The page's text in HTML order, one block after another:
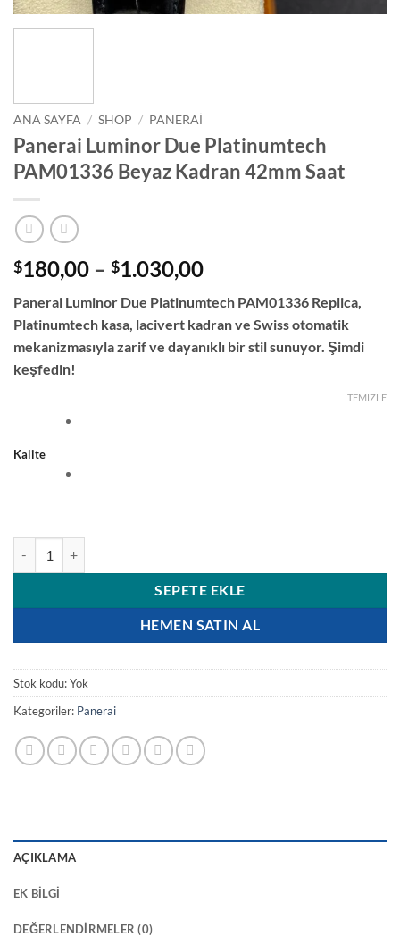
ANA SAYFA / SHOP / PANERAI
Panerai Luminor Due Platinumtech
PAM01336 Beyaz Kadran 42mm Saat
$180,00 – $1.030,00Fiyat
$180,00
-
$1.030,00
Panerai Luminor Due Platinumtech PAM01336 Replica,
Platinumtech kasa, lacivert kadran ve Swiss otomatik
mekanizmasıyla zarif ve dayanıklı bir stil sunuyor. Şimdi
keşfedin!
Kalite
TEMIZLE
SEPETE EKLE
HEMEN SATIN AL
Stok kodu:Yok
Kategoriler: Panerai
AÇIKLAMA
EK BILGI
DEĞERLENDIRMELER (0)